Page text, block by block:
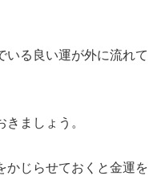
いる良い運が外に流れて
ましょう。
かじらせておくと金運を